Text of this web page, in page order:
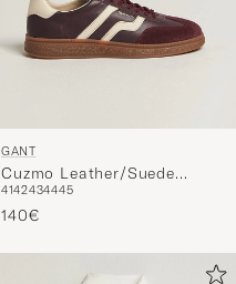
GANT
Cuzmo Leather/Suede
Sneaker Port Wine
4142434445
140€